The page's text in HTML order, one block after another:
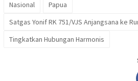
Nasional
Papua
Satgas Yonif RK 751/VJS Anjangsana ke
Tingkatkan Hubungan Harmonis